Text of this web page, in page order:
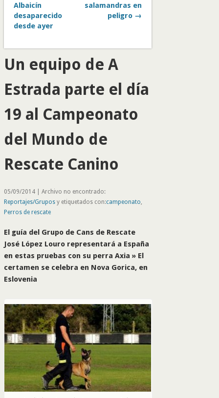
Albaicín
desaparecido
desde ayer
salamandras en
peligro →
Un equipo de A
Estrada parte el día
19 al Campeonato
del Mundo de
Rescate Canino
05/09/2014 | Archivo no encontrado:
Reportajes/Gruposy etiquetados con:campeonato,
Perros de rescate
El guía del Grupo de Cans de Rescate
José López Louro representará a España
en estas pruebas con su perra Axia » El
certamen se celebra en Nova Gorica, en
Eslovenia